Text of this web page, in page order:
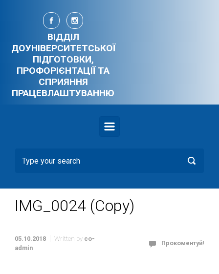
Skip to main content
ВІДДІЛ
ДОУНІВЕРСИТЕТСЬКОЇ
ПІДГОТОВКИ,
ПРОФОРІЄНТАЦІЇ ТА
СПРИЯННЯ
ПРАЦЕВЛАШТУВАННЮ
IMG_0024 (Copy)
05.10.2018 Written by co-
admin
Прокоментуй!